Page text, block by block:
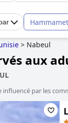
Hammamet
> Nabeul
aux
influencé par les